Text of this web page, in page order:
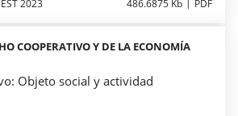
2023 486.6875 Kb PDF
COOPERATIVO Y DE LA ECONOMÍA
Objeto social y actividad